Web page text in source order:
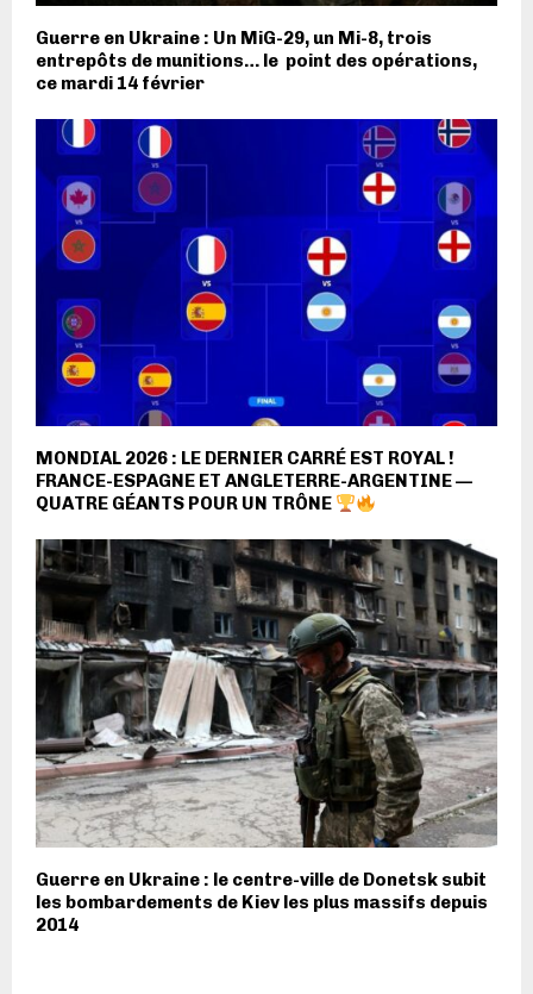
Guerre en Ukraine : Un MiG-29, un Mi-8, trois
entrepôts de munitions… le point des opérations,
ce mardi 14 février
MONDIAL 2026 : LE DERNIER CARRÉ EST ROYAL !
FRANCE-ESPAGNE ET ANGLETERRE-ARGENTINE —
QUATRE GÉANTS POUR UN TRÔNE
Guerre en Ukraine : le centre-ville de Donetsk subit
les bombardements de Kiev les plus massifs depuis
2014